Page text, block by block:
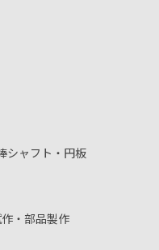
シャフト・円板
・部品製作